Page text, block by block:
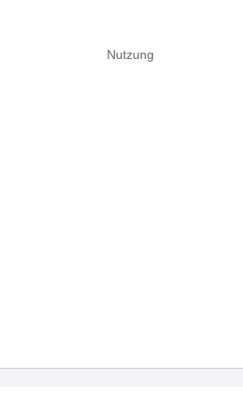
Nutzung